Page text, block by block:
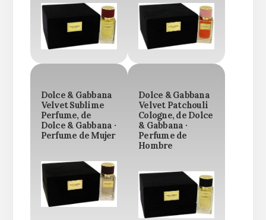
Dolce & Gabbana
Velvet Sublime
Perfume, de
Dolce & Gabbana ·
Perfume de Mujer
Dolce & Gabbana
Velvet Patchouli
Cologne, de Dolce
& Gabbana ·
Perfume de
Hombre